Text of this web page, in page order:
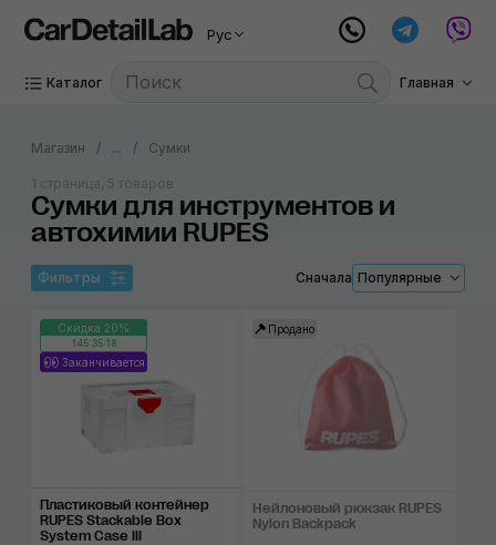
Рус
Каталог Главная
Магазин ... Сумки
Сумки для инструментов и
автохимии RUPES
1 страница, 5 товаров
Фильтры Сначала Популярные
Скидка 20%
145:35:18
Заканчивается
Пластиковый контейнер
RUPES Stackable Box
System Case III
Продано
Нейлоновый рюкзак RUPES
Nylon Backpack